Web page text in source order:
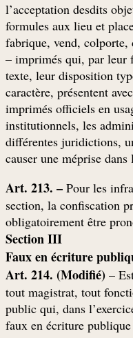
l’acceptation desdits
2- fabrique, vend,
imprimés qui, par leur
texte, leur disposition
caractère, présentent
imprimés officiels en
institutionnels, les
différentes juridictions,
causer une méprise
Art. 213. – Pour les
section, la confiscation
Section III
Faux en écriture
Art. 214. (Modifié) –
tout magistrat, tout
: public qui, dans
faux en écriture